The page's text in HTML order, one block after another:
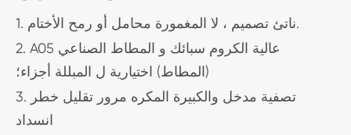
1. ناتئ تصميم ، لا المغمورة محامل أو رمح الأختام.
2. A05 عالية الكروم سبائك و المطاط الصناعي
(المطاط) اختيارية ل المبللة أجزاء؛
3. تصفية مدخل والكبيرة المكره مرور تقليل خطر
انسداد